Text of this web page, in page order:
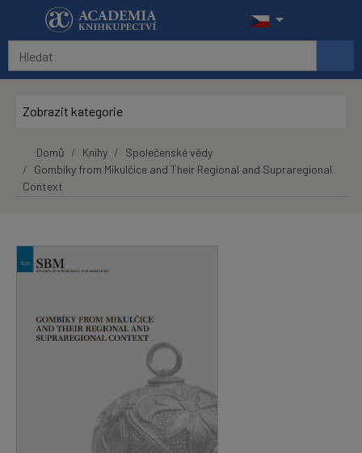
Přeskočit na hlavní obsah
Zobrazit kategorie
Domů Knihy
Společenské vědy
Gombíky from Mikulčice and Their Regional and Supraregional
Context